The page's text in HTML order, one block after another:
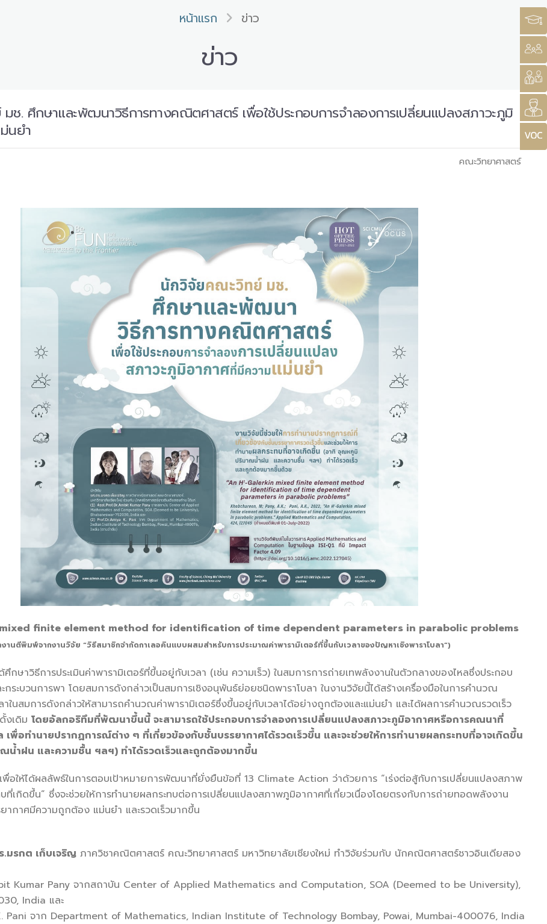
หน้าแรก ข่าว
ข่าว
ช. ศึกษาและพัฒนาวิธีการทางคณิตศาสตร์ เพื่อใช้ประกอบการจำลองการเปลี่ยนแปลงสภาวะภูมิ
นยำ
คณะวิทยาศาสตร์
finite element method for identification of time dependent parameters in parabolic problems
านตีพิมพ์จากงานวิจัย “วิธีสมาชิกจำกัดกาเลอคินแบบผสมสำหรับการประมาณค่าพารามิเตอร์ที่ขึ้นกับเวลาของปัญหาเชิงพาราโบลา”)
วิธีการประเมินค่าพารามิเตอร์ที่ขึ้นอยู่กับเวลา (เช่น ความเร็ว) ในสมการการถ่ายเทพลังงานในตัวกลางของไหลซึ่งประกอบ
กระบวนการพา โดยสมการดังกล่าวเป็นสมการเชิงอนุพันธ์ย่อยชนิดพาราโบลา ในงานวิจัยนี้ได้สร้างเครื่องมือในการคำนวณ
าในสมการดังกล่าวให้สามารถคำนวณค่าพารามิเตอร์ซึ่งขึ้นอยู่กับเวลาได้อย่างถูกต้องและแม่นยำ และได้ผลการคำนวณรวดเร็ว
งเดิม โดยอัลกอริทึมที่พัฒนาขึ้นนี้ จะสามารถใช้ประกอบการจำลองการเปลี่ยนแปลงสภาวะภูมิอากาศหรือการคณนาที่
เพื่อทำนายปรากฏการณ์ต่าง ๆ ที่เกี่ยวข้องกับชั้นบรรยากาศได้รวดเร็วขึ้น และจะช่วยให้การทำนายผลกระทบที่อาจเกิดขึ้น
ำฝน และความชื้น ฯลฯ) ทำได้รวดเร็วและถูกต้องมากขึ้น
พื่อให้ได้ผลลัพธ์ในการตอบเป้าหมายการพัฒนาที่ยั่งยืนข้อที่ 13 Climate Action ว่าด้วยการ “เร่งต่อสู้กับการเปลี่ยนแปลงสภาพ
ที่เกิดขึ้น” ซึ่งจะช่วยให้การทำนายผลกระทบต่อการเปลี่ยนแปลงสภาพภูมิอากาศที่เกี่ยวเนื่องโดยตรงกับการถ่ายทอดพลังงาน
ยากาศมีความถูกต้อง แม่นยำ และรวดเร็วมากขึ้น
.มรกต เก็บเจริญ ภาควิชาคณิตศาสตร์ คณะวิทยาศาสตร์ มหาวิทยาลัยเชียงใหม่ ทำวิจัยร่วมกับ นักคณิตศาสตร์ชาวอินเดียสอง
Kumar Pany จากสถาบัน Center of Applied Mathematics and Computation, SOA (Deemed to be University),
India และ
Pani จาก Department of Mathematics, Indian Institute of Technology Bombay, Powai, Mumbai-400076, India